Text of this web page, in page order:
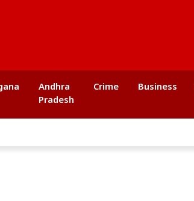
Andhra
Pradesh
Crime Business